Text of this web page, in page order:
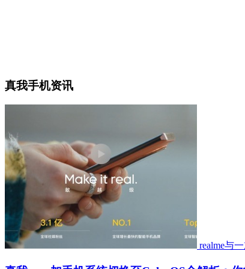
真我手机资讯
realme与